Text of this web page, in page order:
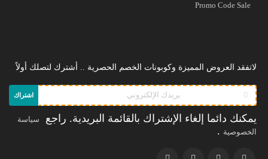
Promo Code Sale
لاتفقد العروض المميزة وكوبونات الخصم الحصرية .. أشترك لتصلك أولاً
اشتراك
يمكنك دائما إلغاء الإشتراك بالقائمة البريدية. راجع
سياسة
الخصوصية .